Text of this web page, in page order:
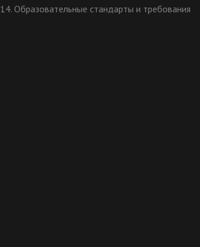
14. Образовательные стандарты и требования